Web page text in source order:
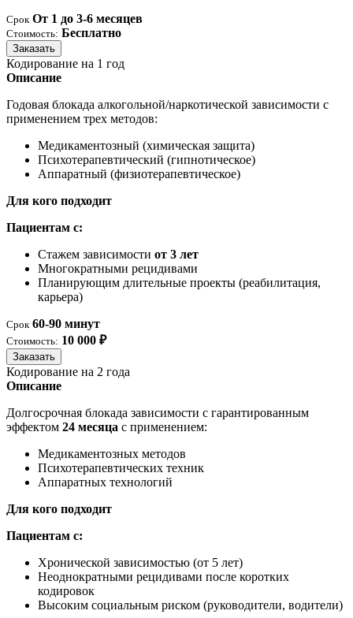
Срок От 1 до 3-6 месяцев
Стоимость: Бесплатно
Заказать
Кодирование на 1 год
Описание
Годовая блокада алкогольной/наркотической зависимости с
применением трех методов:
Медикаментозный (химическая защита)
Психотерапевтический (гипнотическое)
Аппаратный (физиотерапевтическое)
Для кого подходит
Пациентам с:
Стажем зависимости от 3 лет
Многократными рецидивами
Планирующим длительные проекты (реабилитация,
карьера)
Срок 60-90 минут
Стоимость: 10 000 ₽
Заказать
Кодирование на 2 года
Описание
Долгосрочная блокада зависимости с гарантированным
эффектом 24 месяца с применением:
Медикаментозных методов
Психотерапевтических техник
Аппаратных технологий
Для кого подходит
Пациентам с:
Хронической зависимостью (от 5 лет)
Неоднократными рецидивами после коротких
кодировок
Высоким социальным риском (руководители, водители)